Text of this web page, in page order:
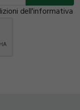
dell'informativa